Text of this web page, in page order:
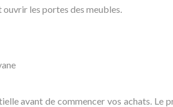
les portes des meubles.
avant de commencer vos achats.